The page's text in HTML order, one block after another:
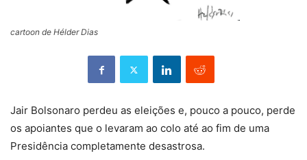
cartoon de Hélder Dias
Jair Bolsonaro perdeu as eleições e, pouco a pouco, perde
os apoiantes que o levaram ao colo até ao fim de uma
Presidência completamente desastrosa.